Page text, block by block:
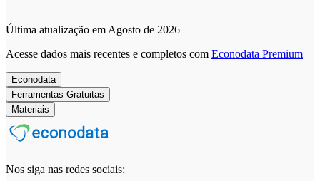
Última atualização em Agosto de 2026
Acesse dados mais recentes e completos com Econodata Premium
Econodata
Ferramentas Gratuitas
Materiais
Nos siga nas redes sociais: